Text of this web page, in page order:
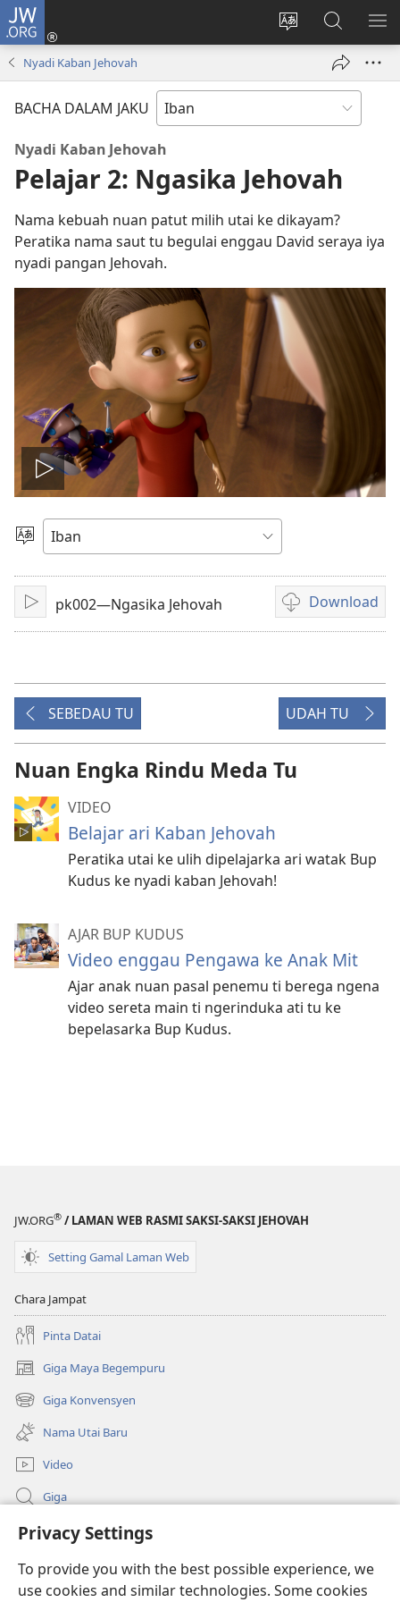
Privacy Settings
To provide you with the best possible experience, we
use cookies and similar technologies. Some cookies
JW.ORG
Tukar
ba
Log
Masuk
window)
Giga
JW.ORG
Nyadi Kaban Jehovah
BACHA DALAM JAKU
Nyadi Kaban Jehovah
Pelajar 2: Ngasika Jehovah
Nama kebuah nuan patut milih utai ke dikayam?
Peratika nama saut tu begulai enggau David seraya iya
nyadi pangan Jehovah.
Play
video
Pilih
Pasangpk002—Ngasika Jehovah Download
Pilih
chara
SEBEDAU TU
UDAH TU
Nuan Engka Rindu Meda Tu
VIDEO
Belajar ari Kaban Jehovah
Peratika utai ke ulih dipelajarka ari watak Bup
Kudus ke nyadi kaban Jehovah!
AJAR BUP KUDUS
Video enggau Pengawa ke Anak Mit
Ajar anak nuan pasal penemu ti berega ngena
video sereta main ti ngerinduka ati tu ke
bepelasarka Bup Kudus.
JW.ORG® / LAMAN WEB RASMI SAKSI-SAKSI JEHOVAH
Setting Gamal Laman Web
Chara Jampat
Pinta Datai
Giga Maya Begempuru
(opens
new
window)
Giga Konvensyen
(opens
new
window)
Nama Utai Baru
Video
Giga
Penerang Global
Duit Pemeri
(opens
new